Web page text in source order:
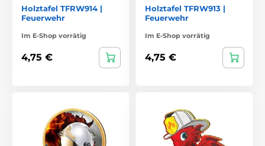
Holztafel TFRW914 |
Feuerwehr
Im E-Shop vorrätig
4,75 €
Holztafel TFRW913 |
Feuerwehr
Im E-Shop vorrätig
4,75 €